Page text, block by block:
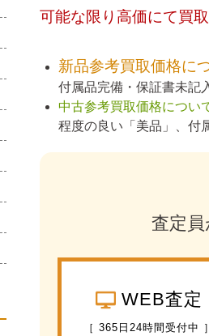
可能な限り高価にて買
新品参考買取価格に
付属品完備・保証書未記
中古参考買取価格につい
程度の良い「美品」、付
査定
WEB査定
［ 365日24時間受付中 ］